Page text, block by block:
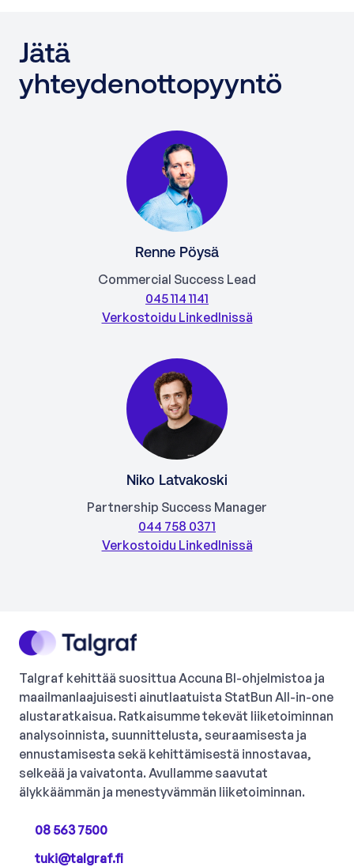
Jätä
yhteydenottopyyntö
Renne Pöysä
Commercial Success Lead
045 114 1141
Verkostoidu LinkedInissä
Niko Latvakoski
Partnership Success Manager
044 758 0371
Verkostoidu LinkedInissä
Talgraf kehittää suosittua Accuna BI-ohjelmistoa ja
maailmanlaajuisesti ainutlaatuista StatBun All-in-one
alustaratkaisua. Ratkaisumme tekevät liiketoiminnan
analysoinnista, suunnittelusta, seuraamisesta ja
ennustamisesta sekä kehittämisestä innostavaa,
selkeää ja vaivatonta. Avullamme saavutat
älykkäämmän ja menestyvämmän liiketoiminnan.
08 563 7500
tuki@talgraf.fi